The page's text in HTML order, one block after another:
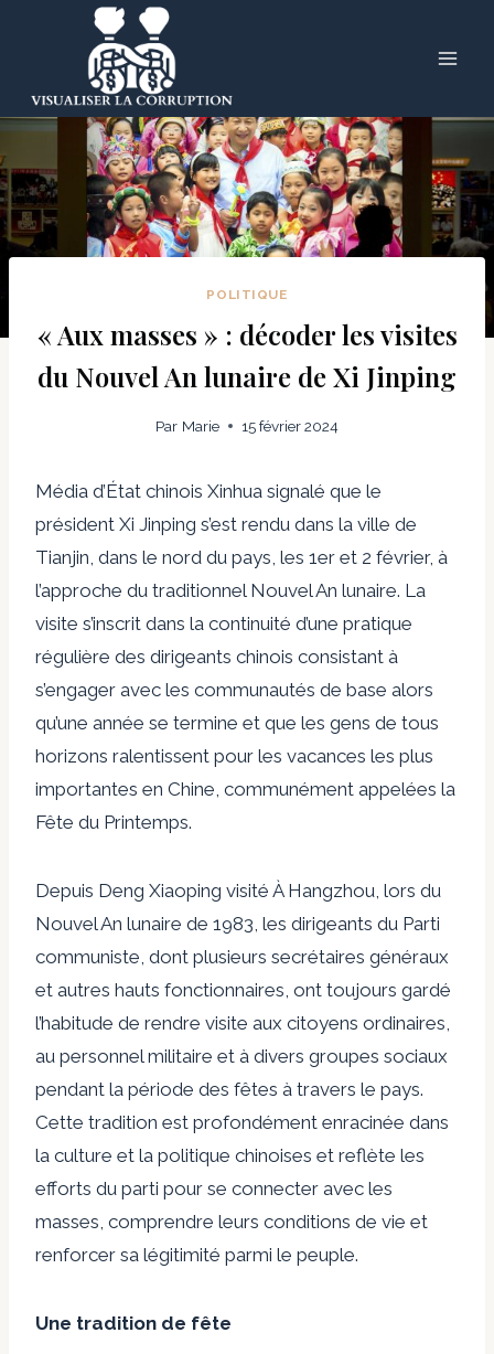
POLITIQUE
« Aux masses » : décoder les visites
du Nouvel An lunaire de Xi Jinping
Par Marie 15 février 2024
Média d’État chinois Xinhua signalé que le
président Xi Jinping s’est rendu dans la ville de
Tianjin, dans le nord du pays, les 1er et 2 février, à
l’approche du traditionnel Nouvel An lunaire. La
visite s’inscrit dans la continuité d’une pratique
régulière des dirigeants chinois consistant à
s’engager avec les communautés de base alors
qu’une année se termine et que les gens de tous
horizons ralentissent pour les vacances les plus
importantes en Chine, communément appelées la
Fête du Printemps.
Depuis Deng Xiaoping visité À Hangzhou, lors du
Nouvel An lunaire de 1983, les dirigeants du Parti
communiste, dont plusieurs secrétaires généraux
et autres hauts fonctionnaires, ont toujours gardé
l’habitude de rendre visite aux citoyens ordinaires,
au personnel militaire et à divers groupes sociaux
pendant la période des fêtes à travers le pays.
Cette tradition est profondément enracinée dans
la culture et la politique chinoises et reflète les
efforts du parti pour se connecter avec les
masses, comprendre leurs conditions de vie et
renforcer sa légitimité parmi le peuple.
Une tradition de fête